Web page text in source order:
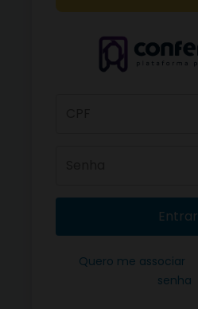
Entrar
Quero me associar
senha